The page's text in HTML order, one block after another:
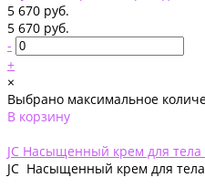
5 670 руб.
5 670 руб.
-
+
×
Выбрано максимальное
В корзину
JС Насыщенный крем для тела
JС Насыщенный крем для